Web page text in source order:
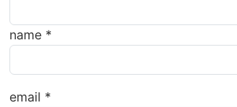
name *
email *